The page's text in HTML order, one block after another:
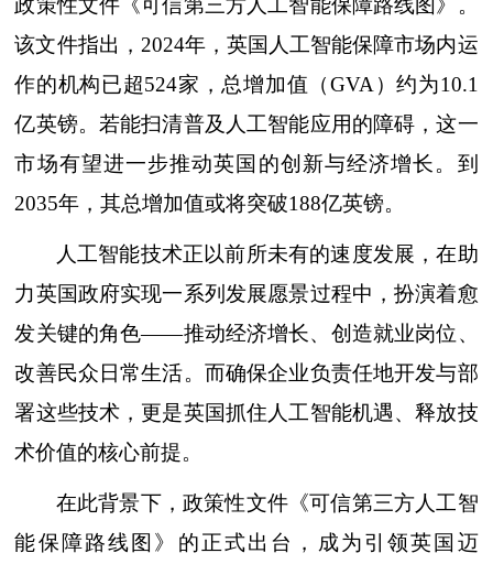
政策性文件《可信第三方人工智能保障路线图》。
该文件指出，2024年，英国人工智能保障市场内运
作的机构已超524家，总增加值（GVA）约为10.1
亿英镑。若能扫清普及人工智能应用的障碍，这一
市场有望进一步推动英国的创新与经济增长。到
2035年，其总增加值或将突破188亿英镑。
人工智能技术正以前所未有的速度发展，在助
力英国政府实现一系列发展愿景过程中，扮演着愈
发关键的角色——推动经济增长、创造就业岗位、
改善民众日常生活。而确保企业负责任地开发与部
署这些技术，更是英国抓住人工智能机遇、释放技
术价值的核心前提。
在此背景下，政策性文件《可信第三方人工智
能保障路线图》的正式出台，成为引领英国迈